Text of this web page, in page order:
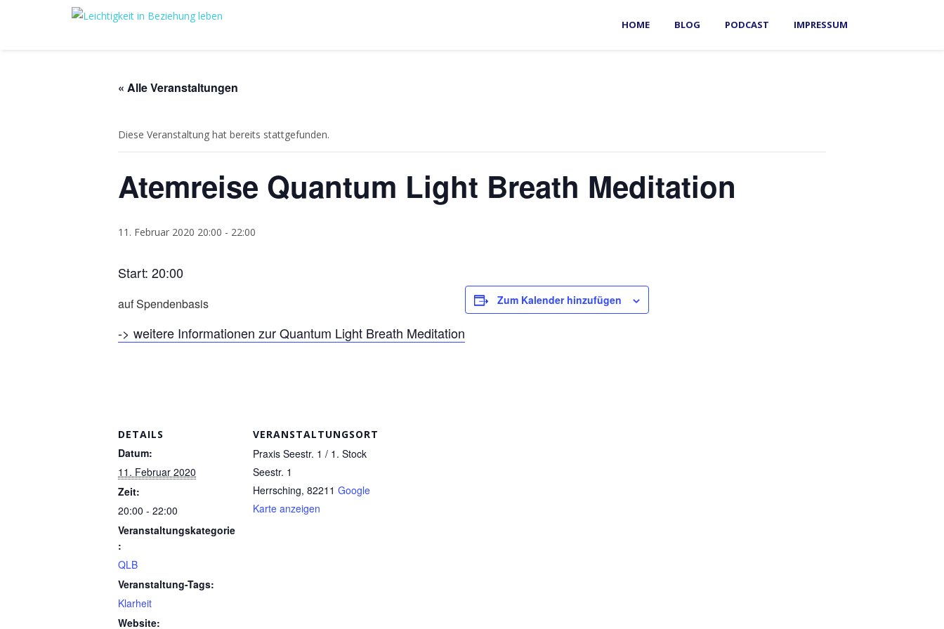
HOME BLOG PODCAST IMPRESSUM
« Alle Veranstaltungen
Diese Veranstaltung hat bereits stattgefunden.
Atemreise Quantum Light Breath Meditation
11. Februar 2020 20:00 - 22:00
Start: 20:00
auf Spendenbasis
-> weitere Informationen zur Quantum Light Breath Meditation
Zum Kalender hinzufügen
DETAILS
Datum:
11. Februar 2020
Zeit:
20:00 - 22:00
Veranstaltungskategorie
:
QLB
Veranstaltung-Tags:
Klarheit
Website:
VERANSTALTUNGSORT
Praxis Seestr. 1 / 1. Stock
Seestr. 1
Herrsching, 82211 Google
Karte anzeigen